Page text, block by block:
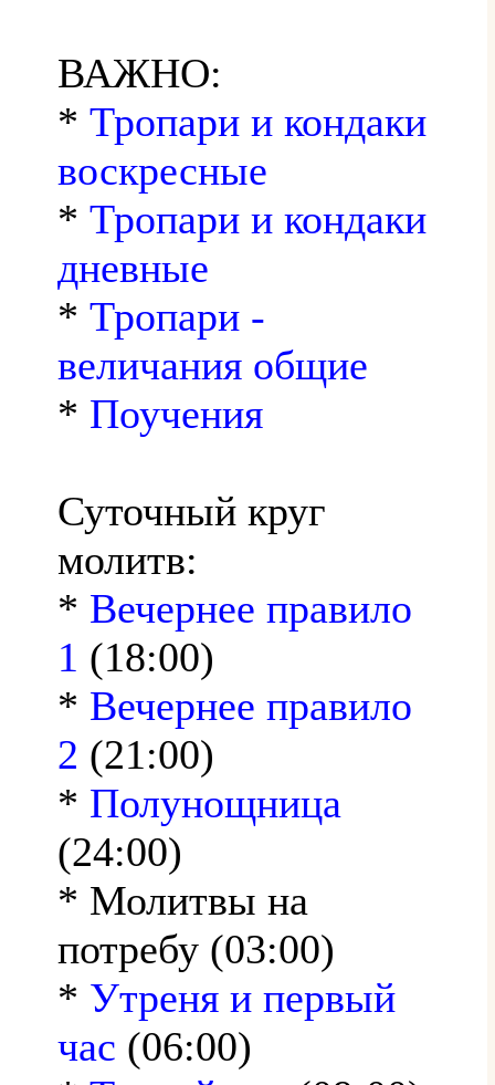
ВАЖНО:
* Тропари и кондаки
воскресные
* Тропари и кондаки
дневные
* Тропари -
величания общие
* Поучения
Суточный круг
молитв:
* Вечернее правило
1 (18:00)
* Вечернее правило
2 (21:00)
* Полунощница
(24:00)
* Молитвы на
потребу (03:00)
* Утреня и первый
час (06:00)